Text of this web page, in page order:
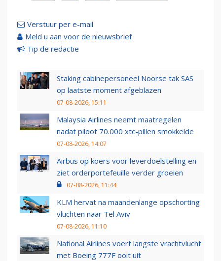
Verstuur per e-mail
Meld u aan voor de nieuwsbrief
Tip de redactie
Staking cabinepersoneel Noorse tak SAS
op laatste moment afgeblazen
07-08-2026, 15:11
Malaysia Airlines neemt maatregelen
nadat piloot 70.000 xtc-pillen smokkelde
07-08-2026, 14:07
Airbus op koers voor leverdoelstelling en
ziet orderportefeuille verder groeien
07-08-2026, 11:44
KLM hervat na maandenlange opschorting
vluchten naar Tel Aviv
07-08-2026, 11:10
National Airlines voert langste vrachtvlucht
met Boeing 777F ooit uit